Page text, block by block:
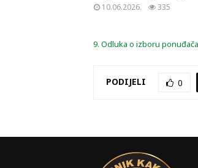
10.06.2026. 335
9. Odluka o izboru ponuđača
PODIJELI 0